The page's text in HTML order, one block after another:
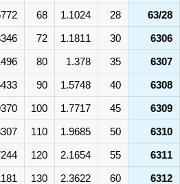
63/28
28
1.1024
68
6306
30
1.1811
72
6307
35
1.378
80
6308
40
1.5748
90
6309
45
1.7717
100
6310
50
1.9685
110
6311
55
2.1654
120
6312
60
2.3622
130